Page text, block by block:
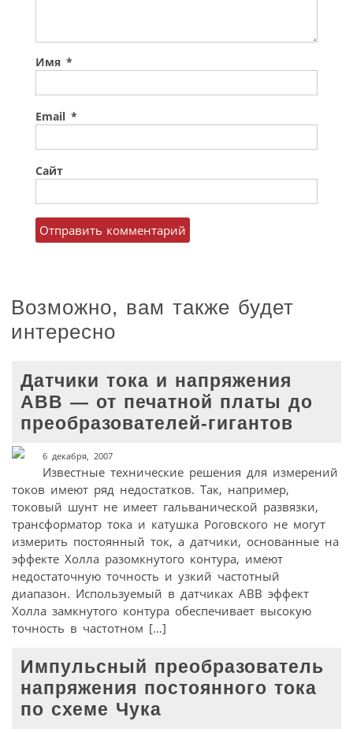
Имя *
Email *
Сайт
Возможно, вам также будет
интересно
Датчики тока и напряжения
ABB — от печатной платы до
преобразователей-гигантов
6 декабря, 2007
Известные технические решения для измерений
токов имеют ряд недостатков. Так, например,
токовый шунт не имеет гальванической развязки,
трансформатор тока и катушка Роговского не могут
измерить постоянный ток, а датчики, основанные на
эффекте Холла разомкнутого контура, имеют
недостаточную точность и узкий частотный
диапазон. Используемый в датчиках АВВ эффект
Холла замкнутого контура обеспечивает высокую
точность в частотном […]
Импульсный преобразователь
напряжения постоянного тока
по схеме Чука